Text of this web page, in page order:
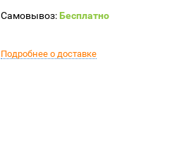
Самовывоз:Бесплатно
Подробнее о доставке